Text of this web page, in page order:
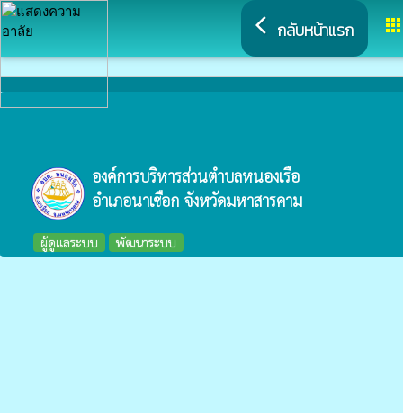
arrow_back_ios กลับหน้าแรก apps
องค์การบริหารส่วนตำบลหนองเรือ
อำเภอนาเชือก จังหวัดมหาสารคาม
ผู้ดูแลระบบ พัฒนาระบบ